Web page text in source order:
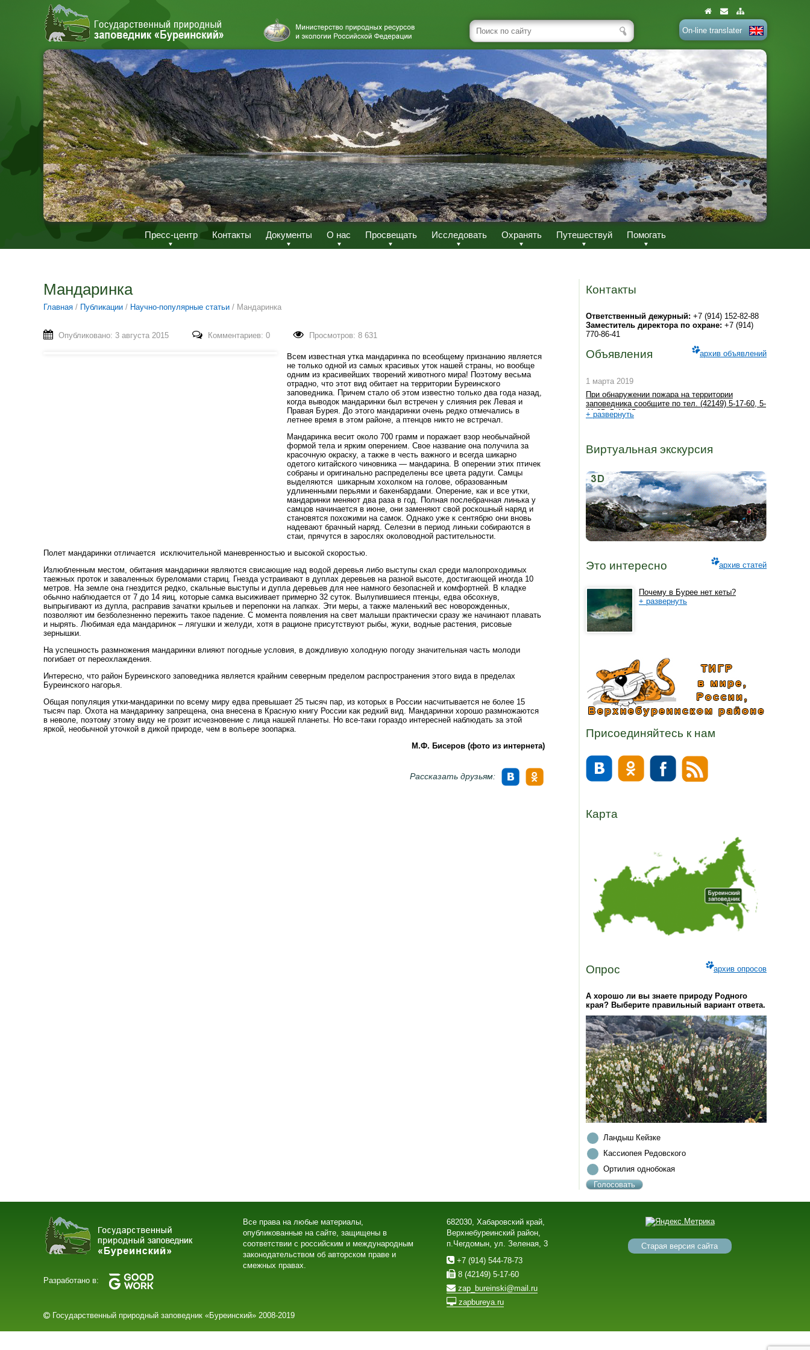
On-line translater
Пресс-центр Контакты Документы О нас Просвещать Исследовать Охранять Путешествуй Помогать
Мандаринка
Главная / Публикации / Научно-популярные статьи / Мандаринка
Опубликовано: 3 августа 2015 Комментариев: 0 Просмотров: 8 631
Всем известная утка мандаринка по всеобщему признанию является
не только одной из самых красивых уток нашей страны, но вообще
одним из красивейших творений животного мира! Поэтому весьма
отрадно, что этот вид обитает на территории Буреинского
заповедника. Причем стало об этом известно только два года назад,
когда выводок мандаринки был встречен у слияния рек Левая и
Правая Бурея. До этого мандаринки очень редко отмечались в
летнее время в этом районе, а птенцов никто не встречал.
Мандаринка весит около 700 грамм и поражает взор необычайной
формой тела и ярким оперением. Свое название она получила за
красочную окраску, а также в честь важного и всегда шикарно
одетого китайского чиновника — мандарина. В оперении этих птичек
собраны и оригинально распределены все цвета радуги. Самцы
выделяются шикарным хохолком на голове, образованным
удлиненными перьями и бакенбардами. Оперение, как и все утки,
мандаринки меняют два раза в год. Полная послебрачная линька у
самцов начинается в июне, они заменяют свой роскошный наряд и
становятся похожими на самок. Однако уже к сентябрю они вновь
надевают брачный наряд. Селезни в период линьки собираются в
стаи, прячутся в зарослях околоводной растительности.
Полет мандаринки отличается исключительной маневренностью и высокой скоростью.
Излюбленным местом, обитания мандаринки являются свисающие над водой деревья либо выступы скал среди малопроходимых
таежных проток и заваленных буреломами стариц. Гнезда устраивают в дуплах деревьев на разной высоте, достигающей иногда 10
метров. На земле она гнездится редко, скальные выступы и дупла деревьев для нее намного безопасней и комфортней. В кладке
обычно наблюдается от 7 до 14 яиц, которые самка высиживает примерно 32 суток. Вылупившиеся птенцы, едва обсохнув,
выпрыгивают из дупла, расправив зачатки крыльев и перепонки на лапках. Эти меры, а также маленький вес новорожденных,
позволяют им безболезненно пережить такое падение. С момента появления на свет малыши практически сразу же начинают плавать
и нырять. Любимая еда мандаринок – лягушки и желуди, хотя в рационе присутствуют рыбы, жуки, водные растения, рисовые
зернышки.
На успешность размножения мандаринки влияют погодные условия, в дождливую холодную погоду значительная часть молоди
погибает от переохлаждения.
Интересно, что район Буреинского заповедника является крайним северным пределом распространения этого вида в пределах
Буреинского нагорья.
Общая популяция утки-мандаринки по всему миру едва превышает 25 тысяч пар, из которых в России насчитывается не более 15
тысяч пар. Охота на мандаринку запрещена, она внесена в Красную книгу России как редкий вид. Мандаринки хорошо размножаются
в неволе, поэтому этому виду не грозит исчезновение с лица нашей планеты. Но все-таки гораздо интересней наблюдать за этой
яркой, необычной уточкой в дикой природе, чем в вольере зоопарка.
М.Ф. Бисеров (фото из интернета)
Рассказать друзьям:
Контакты
Ответственный дежурный: +7 (914) 152-82-88
Заместитель директора по охране: +7 (914)
770-86-41
Объявления архив объявлений
1 марта 2019
При обнаружении пожара на территории
заповедника сообщите по тел. (42149) 5-17-60, 5-
41-35, 5-44-95
+ развернуть
Виртуальная экскурсия
Это интересно архив статей
Почему в Бурее нет кеты?
+ развернуть
Присоединяйтесь к нам
Карта
Опрос архив опросов
А хорошо ли вы знаете природу Родного
края? Выберите правильный вариант ответа.
Ландыш Кейзке
Кассиопея Редовского
Ортилия однобокая
Разработано в:
Все права на любые материалы,
опубликованные на сайте, защищены в
соответствии с российским и международным
законодательством об авторском праве и
смежных правах.
682030, Хабаровский край,
Верхнебуреинский район,
п.Чегдомын, ул. Зеленая, 3
+7 (914) 544-78-73
8 (42149) 5-17-60
zap_bureinski@mail.ru
zapbureya.ru
Старая версия сайта
Государственный природный заповедник «Буреинский» 2008-2019